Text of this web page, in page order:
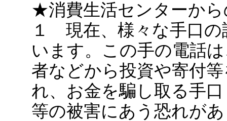
★消費生活センターか
１ 現在、様々な手口の
います。この手の電話
者などから投資や寄付
れ、お金を騙し取る手
等の被害にあう恐れが